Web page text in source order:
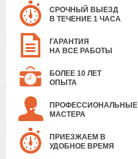
СРОЧНЫЙ ВЫЕЗД
В ТЕЧЕНИЕ 1 ЧАСА
ГАРАНТИЯ
НА ВСЕ РАБОТЫ
БОЛЕЕ 10 ЛЕТ
ОПЫТА
ПРОФЕССИОНАЛЬНЫЕ
МАСТЕРА
ПРИЕЗЖАЕМ В
УДОБНОЕ ВРЕМЯ